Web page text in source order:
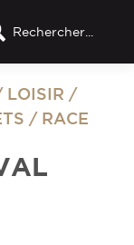
Rechercher...
LOISIR /
/ RACE